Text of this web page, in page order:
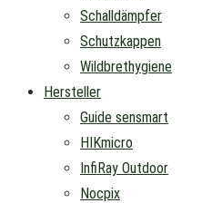
Schalldämpfer
Schutzkappen
Wildbrethygiene
Hersteller
Guide sensmart
HIKmicro
InfiRay Outdoor
Nocpix